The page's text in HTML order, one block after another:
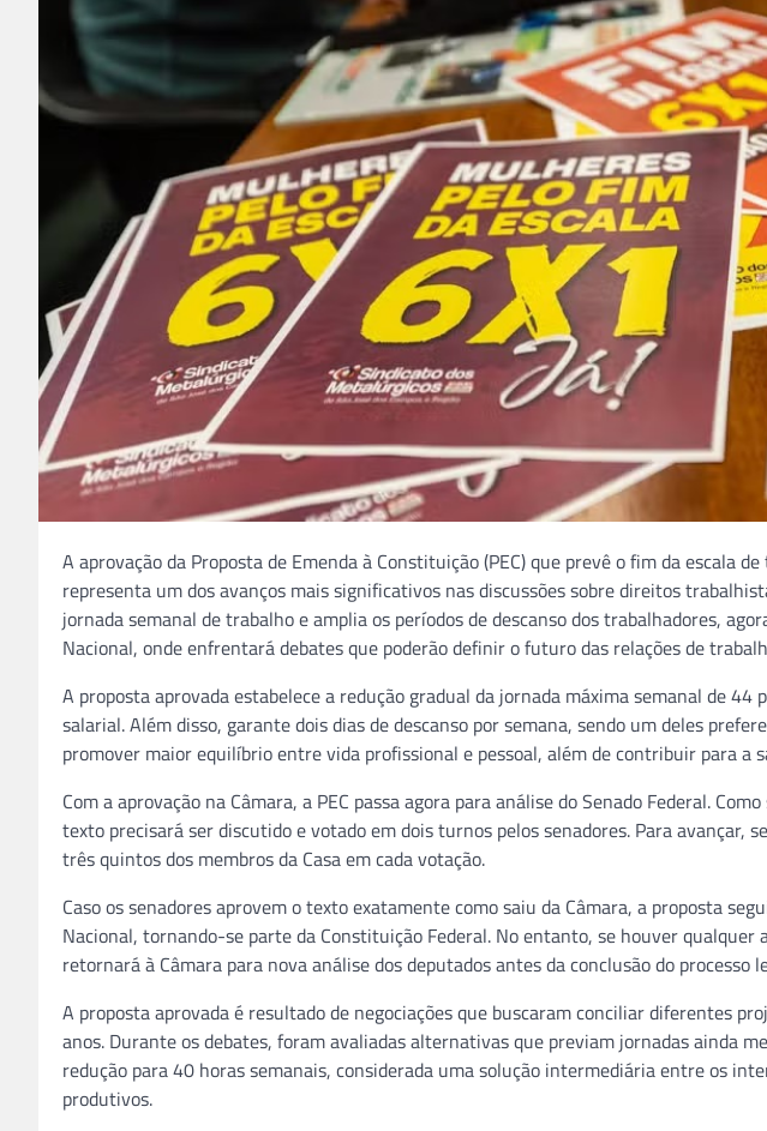
A aprovação da Proposta de Emenda à Constituição (PEC) que prevê o fim da escala
representa um dos avanços mais significativos nas discussões sobre direitos
jornada semanal de trabalho e amplia os períodos de descanso dos trabalhadores,
Nacional, onde enfrentará debates que poderão definir o futuro das relações de
A proposta aprovada estabelece a redução gradual da jornada máxima semanal de
salarial. Além disso, garante dois dias de descanso por semana, sendo um deles
promover maior equilíbrio entre vida profissional e pessoal, além de contribuir para a
Com a aprovação na Câmara, a PEC passa agora para análise do Senado Federal.
texto precisará ser discutido e votado em dois turnos pelos senadores. Para avançar,
três quintos dos membros da Casa em cada votação.
Caso os senadores aprovem o texto exatamente como saiu da Câmara, a proposta
Nacional, tornando-se parte da Constituição Federal. No entanto, se houver
retornará à Câmara para nova análise dos deputados antes da conclusão do processo
A proposta aprovada é resultado de negociações que buscaram conciliar diferentes
anos. Durante os debates, foram avaliadas alternativas que previam jornadas ainda
redução para 40 horas semanais, considerada uma solução intermediária entre os
produtivos.